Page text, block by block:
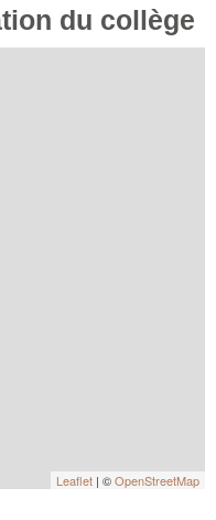
du collège
Leaflet | ©OpenStreetMap